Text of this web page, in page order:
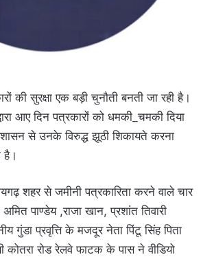
की सुरक्षा एक बड़ी चुनौती बनती जा रही है।
आए दिन पत्रकारों को धमकी_चमकी दिया
से उनके विरुद्ध झूठी शिकायते करना
है।
शहर से जमीनी पत्रकारिता करने वाले चार
पाण्डेय ,राजा खान, प्रशांत तिवारी
गुंडा प्रवृत्ति के मजदूर नेता पिंटू सिंह पिता
कोतरा रोड रेलवे फाटक के पास ने वीडियो